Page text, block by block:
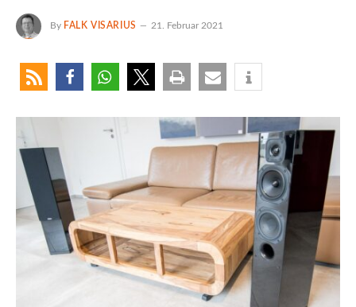
By FALK VISARIUS 21. Februar 2021